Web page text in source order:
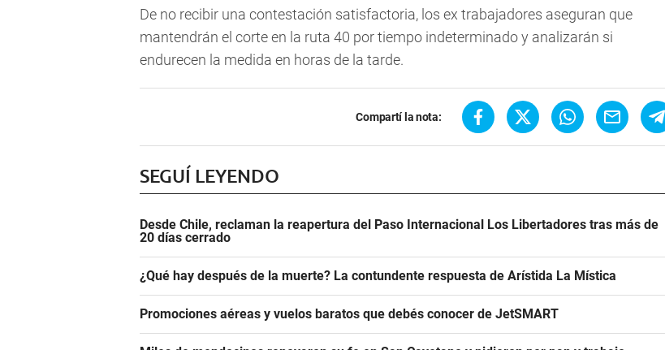
De no recibir una contestación satisfactoria, los ex trabajadores aseguran que
mantendrán el corte en la ruta 40 por tiempo indeterminado y analizarán si
endurecen la medida en horas de la tarde.
Compartí la nota:
SEGUÍ LEYENDO
Desde Chile, reclaman la reapertura del Paso Internacional Los Libertadores tras más de
20 días cerrado
¿Qué hay después de la muerte? La contundente respuesta de Arístida La Mística
Promociones aéreas y vuelos baratos que debés conocer de JetSMART